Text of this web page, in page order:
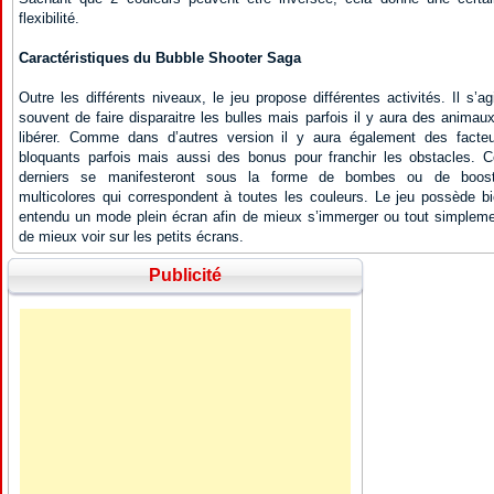
flexibilité.
Caractéristiques du Bubble Shooter Saga
Outre les différents niveaux, le jeu propose différentes activités. Il
souvent de faire disparaitre les bulles mais parfois il y aura des
libérer. Comme dans d’autres version il y aura également des
bloquants parfois mais aussi des bonus pour franchir les obstacles.
derniers se manifesteront sous la forme de bombes ou de
multicolores qui correspondent à toutes les couleurs. Le jeu possède
entendu un mode plein écran afin de mieux s’immerger ou tout
de mieux voir sur les petits écrans.
Publicité